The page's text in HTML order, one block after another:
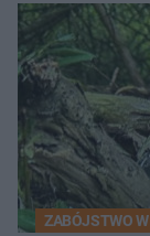
ZABÓJSTWO